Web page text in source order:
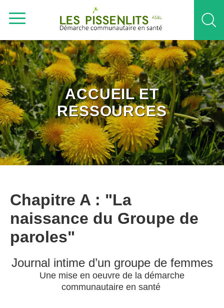
ACCUEIL ET
RESSOURCES
Chapitre A : "La
naissance du Groupe de
paroles"
Journal intime d’un groupe de femmes
Une mise en oeuvre de la démarche
communautaire en santé